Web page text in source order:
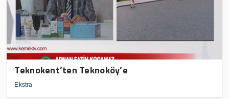
Teknokent’ten Teknoköy’e
Ekstra